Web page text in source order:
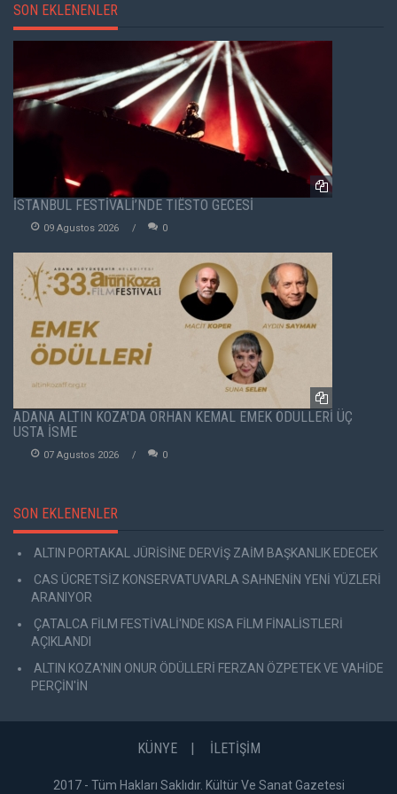
SON EKLENENLER
İSTANBUL FESTİVALİ’NDE TIËSTO GECESİ
09 Agustos 2026 0
ADANA ALTIN KOZA'DA ORHAN KEMAL EMEK ÖDÜLLERİ ÜÇ
USTA İSME
07 Agustos 2026 0
SON EKLENENLER
ALTIN PORTAKAL JÜRİSİNE DERVİŞ ZAİM BAŞKANLIK EDECEK
CAS ÜCRETSİZ KONSERVATUVARLA SAHNENİN YENİ YÜZLERİ
ARANIYOR
ÇATALCA FİLM FESTİVALİ'NDE KISA FİLM FİNALİSTLERİ
AÇIKLANDI
ALTIN KOZA'NIN ONUR ÖDÜLLERİ FERZAN ÖZPETEK VE VAHİDE
PERÇİN'İN
KÜNYE İLETİŞİM
2017 - Tüm Hakları Saklıdır. Kültür Ve Sanat Gazetesi